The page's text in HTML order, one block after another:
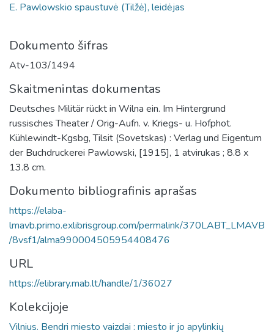
E. Pawlowskio spaustuvė (Tilžė), leidėjas
Dokumento šifras
Atv-103/1494
Skaitmenintas dokumentas
Deutsches Militär rückt in Wilna ein. Im Hintergrund
russisches Theater / Orig-Aufn. v. Kriegs- u. Hofphot.
Kühlewindt-Kgsbg, Tilsit (Sovetskas) : Verlag und Eigentum
der Buchdruckerei Pawlowski, [1915], 1 atvirukas ; 8.8 x
13.8 cm.
Dokumento bibliografinis aprašas
https://elaba-
lmavb.primo.exlibrisgroup.com/permalink/370LABT_LMAVB
/8vsf1/alma990004505954408476
URL
https://elibrary.mab.lt/handle/1/36027
Kolekcijoje
Vilnius. Bendri miesto vaizdai : miesto ir jo apylinkių